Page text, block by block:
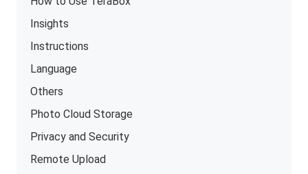
Insights
Instructions
Language
Others
Photo Cloud Storage
Privacy and Security
Remote Upload